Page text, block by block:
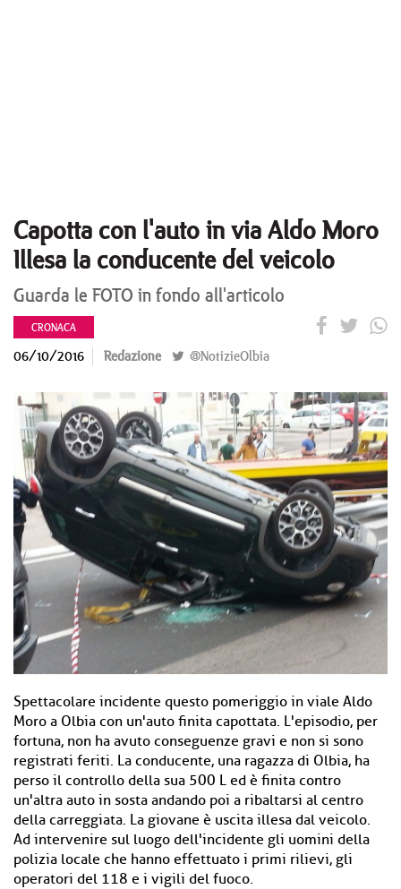
Capotta con l'auto in via Aldo Moro
Illesa la conducente del veicolo
Guarda le FOTO in fondo all'articolo
CRONACA
06/10/2016 Redazione @NotizieOlbia
Spettacolare incidente questo pomeriggio in viale Aldo
Moro a Olbia con un'auto finita capottata. L'episodio, per
fortuna, non ha avuto conseguenze gravi e non si sono
registrati feriti. La conducente, una ragazza di Olbia, ha
perso il controllo della sua 500 L ed è finita contro
un'altra auto in sosta andando poi a ribaltarsi al centro
della carreggiata. La giovane è uscita illesa dal veicolo.
Ad intervenire sul luogo dell'incidente gli uomini della
polizia locale che hanno effettuato i primi rilievi, gli
operatori del 118 e i vigili del fuoco.